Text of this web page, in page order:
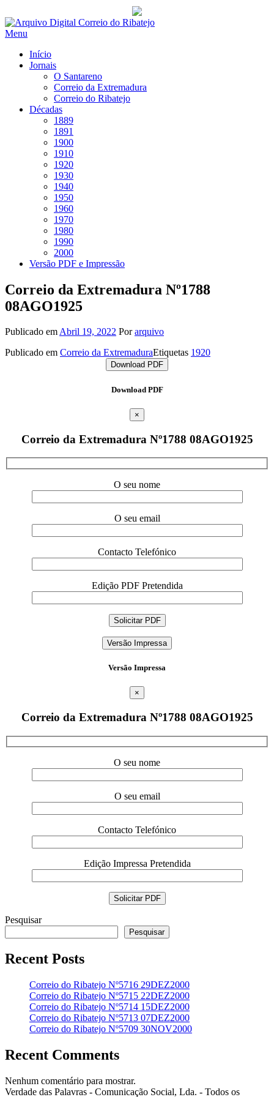
Saltar
para
Menu
Início
Jornais
O Santareno
Correio da Extremadura
Correio do Ribatejo
Décadas
1889
1891
1900
1910
1920
1930
1940
1950
1960
1970
1980
1990
2000
Versão PDF e Impressão
Correio da Extremadura Nº1788
08AGO1925
Publicado emAbril 19, 2022 Porarquivo
Publicado em Correio da ExtremaduraEtiquetas 1920
Download PDF
Download PDF
×
Correio da Extremadura Nº1788 08AGO1925
O seu nome
O seu email
Contacto Telefónico
Edição PDF Pretendida
Versão Impressa
Versão Impressa
×
Correio da Extremadura Nº1788 08AGO1925
O seu nome
O seu email
Contacto Telefónico
Edição Impressa Pretendida
Pesquisar
Pesquisar
Recent Posts
Correio do Ribatejo Nº5716 29DEZ2000
Correio do Ribatejo Nº5715 22DEZ2000
Correio do Ribatejo Nº5714 15DEZ2000
Correio do Ribatejo Nº5713 07DEZ2000
Correio do Ribatejo Nº5709 30NOV2000
Recent Comments
Nenhum comentário para mostrar.
Verdade das Palavras - Comunicação Social, Lda. - Todos os